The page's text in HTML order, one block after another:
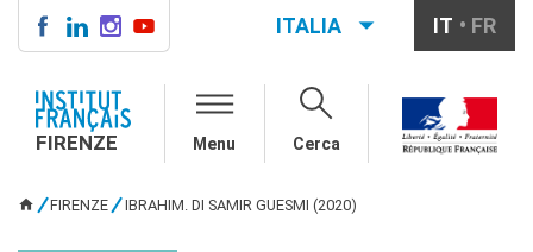
Direttore
La "Carta" dell'IFF
ITALIA IT FR
FIRENZE Menu Cerca
FIRENZE IBRAHIM. DI SAMIR GUESMI (2020)